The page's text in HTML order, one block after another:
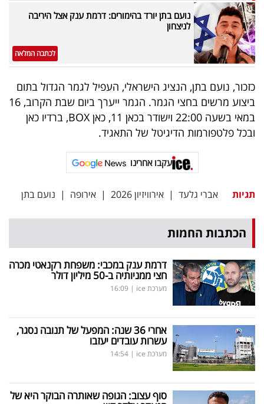
דרושים
ניוזלטרים
מייל
אדום
עקבו
נועם בתן יורד בהימורים: דרמת ענק אצל היריבה
לניצחון
לכתבה המלאה
כזכור, נועם בתן, הנציג הישראלי, העפיל לגמר הגדול בתום
ביצוע מרשים בחצי הגמר. הגמר ייערך ביום שבת הקרוב, 16
במאי בשעה 22:00 וישודר בכאן 11, כאן BOX, ברדיו כאן
ובכל פלטפורמות הדיגיטל של התאגיד.
עקבו אחרינו
תגיות אברי גלעד | אירוויזיון 2026 | אירופה | נועם בתן
הכתבות החמות
דרמת ענק במכבי: משפחת רקנאטי מכרה
חצי ממניותיה ב-50 מיליון דולר
מערכת ice |
16:09
אחרי 36 שנה: המפעל של תנובה נסגר,
עשרות עובדים יעזבו
מערכת ice |
14:54
סוף עצוב: הגופה שאותרה הבוקר היא של